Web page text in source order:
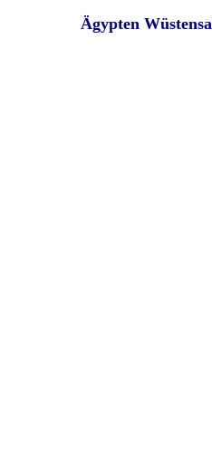
Ägypten